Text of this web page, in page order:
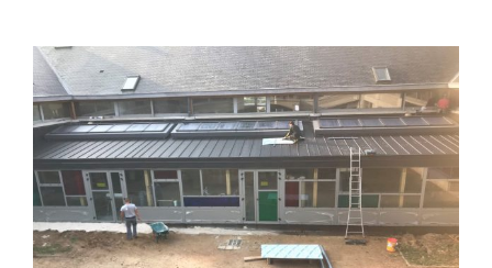
Voir
l'image
agrandie